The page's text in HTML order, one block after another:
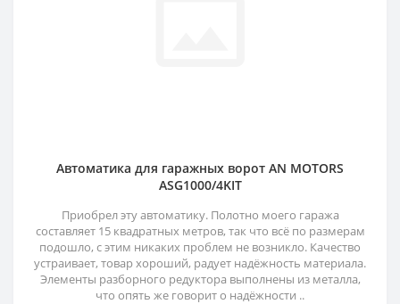
Автоматика для гаражных ворот AN MOTORS
ASG1000/4KIT
Приобрел эту автоматику. Полотно моего гаража
составляет 15 квадратных метров, так что всё по размерам
подошло, с этим никаких проблем не возникло. Качество
устраивает, товар хороший, радует надёжность материала.
Элементы разборного редуктора выполнены из металла,
что опять же говорит о надёжности ..